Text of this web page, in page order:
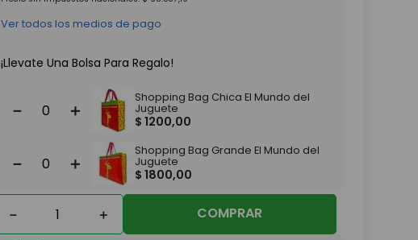
Ver todos los medios de pago
¡Llevate Una Bolsa Para Regalo!
＋
－
Shopping Bag Chica El Mundo del
Juguete
$ 1200,00
＋
－
Shopping Bag Grande El Mundo del
Juguete
$ 1800,00
＋
－ COMPRAR